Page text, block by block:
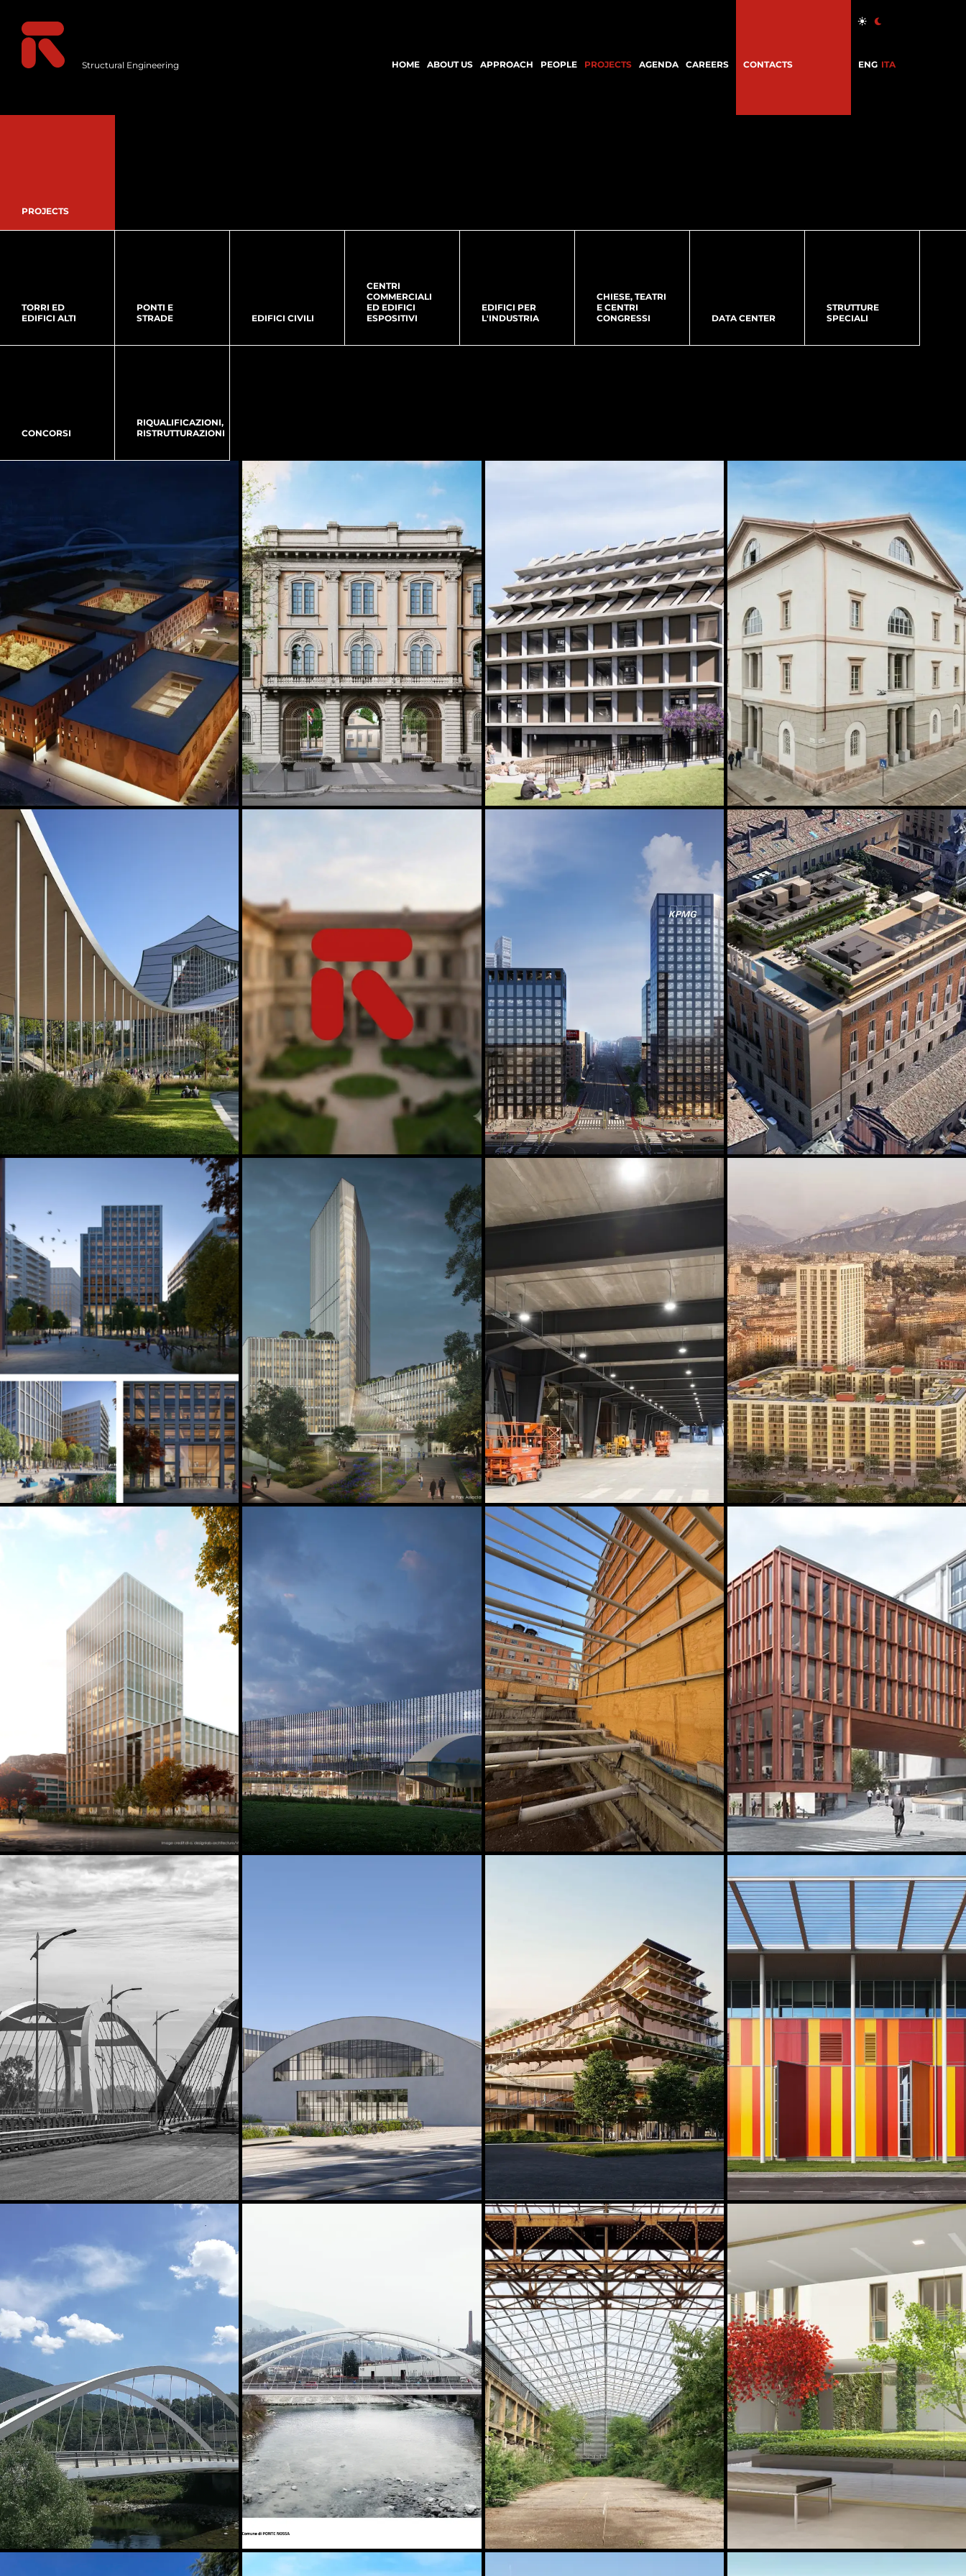
Structural Engineering HOME ABOUT US APPROACH PEOPLE PROJECTS AGENDA CAREERS CONTACTS ENG ITA
PROJECTS
TORRI ED
EDIFICI ALTI
PONTI E
STRADE
EDIFICI CIVILI
CENTRI
COMMERCIALI
ED EDIFICI
ESPOSITIVI
EDIFICI PER
L'INDUSTRIA
CHIESE, TEATRI
E CENTRI
CONGRESSI
DATA CENTER
STRUTTURE
SPECIALI
CONCORSI
RIQUALIFICAZIONI,
RISTRUTTURAZIONI